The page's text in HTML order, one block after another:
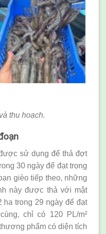
thu hoạch.
sử dụng để thả đợt
30 ngày để đạt trọng
gièo tiếp theo, những
này được thả với mật
ha trong 29 ngày để đạt
chỉ có 120 PL/m²
phẩm có diện tích